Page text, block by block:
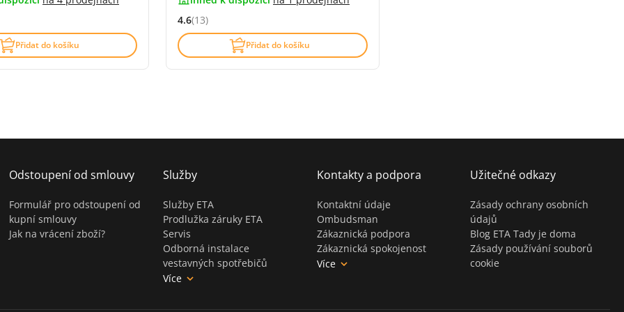
Přidat do košíku
Hodnocení: 4.6 z 5 (13 recenzí)
4.6(13)
Přidat do košíku
Odstoupení od smlouvy
Formulář pro odstoupení od
kupní smlouvy
Jak na vrácení zboží?
Služby
Služby ETA
Prodlužka záruky ETA
Servis
Odborná instalace
vestavných spotřebičů
Více
Kontakty a podpora
Kontaktní údaje
Ombudsman
Zákaznická podpora
Zákaznická spokojenost
Více
Užitečné odkazy
Zásady ochrany osobních
údajů
Blog ETA Tady je doma
Zásady používání souborů
cookie